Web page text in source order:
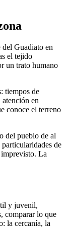
del Guadiato en
el tejido
un trato humano
tiempos de
atención en
conoce el terreno
del pueblo de al
de
La
y juvenil,
comparar lo que
la cercanía, la